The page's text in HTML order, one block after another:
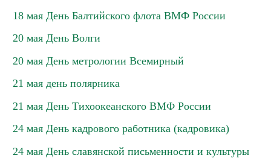
18 мая День Балтийского флота ВМФ России
20 мая День Волги
20 мая День метрологии Всемирный
21 мая день полярника
21 мая День Тихоокеанского ВМФ России
24 мая День кадрового работника (кадровика)
24 мая День славянской письменности и культуры